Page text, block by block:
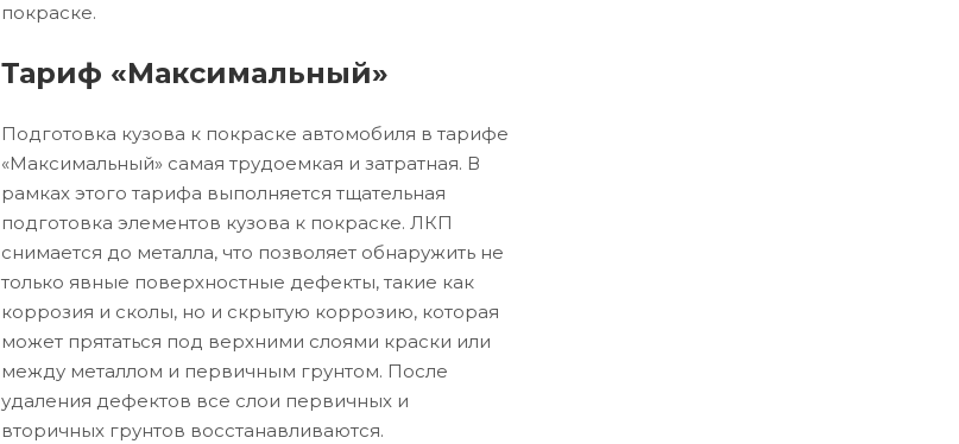
покраске.
Тариф «Максимальный»
Подготовка кузова к покраске автомобиля в тарифе
«Максимальный» самая трудоемкая и затратная. В
рамках этого тарифа выполняется тщательная
подготовка элементов кузова к покраске. ЛКП
снимается до металла, что позволяет обнаружить не
только явные поверхностные дефекты, такие как
коррозия и сколы, но и скрытую коррозию, которая
может прятаться под верхними слоями краски или
между металлом и первичным грунтом. После
удаления дефектов все слои первичных и
вторичных грунтов восстанавливаются.